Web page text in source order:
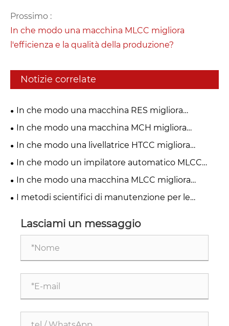
Prossimo :
In che modo una macchina MLCC migliora
l'efficienza e la qualità della produzione?
Notizie correlate
In che modo una macchina RES migliora
l’efficienza industriale?
In che modo una macchina MCH migliora
l'efficienza produttiva?
In che modo una livellatrice HTCC migliora
l'efficienza produttiva?
In che modo un impilatore automatico MLCC
trasforma la produzione di precisione?
In che modo una macchina MLCC migliora
l'efficienza e la qualità della produzione?
I metodi scientifici di manutenzione per le
Lasciami un messaggio